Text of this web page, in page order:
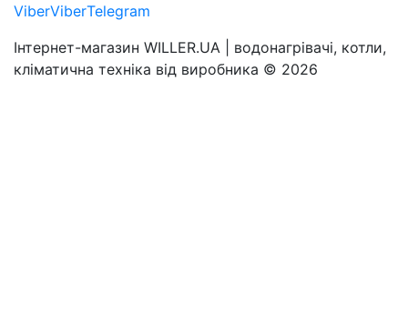
ViberViberTelegram
Інтернет-магазин WILLER.UA | водонагрівачі, котли,
кліматична техніка від виробника © 2026